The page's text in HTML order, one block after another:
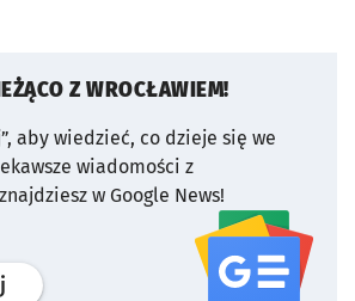
Z WROCŁAWIEM!
aby wiedzieć, co dzieje się we
wiadomości z
w Google News!
profil serwisu